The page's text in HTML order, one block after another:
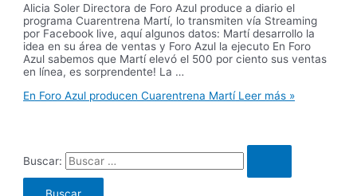
Alicia Soler Directora de Foro Azul produce a diario el
programa Cuarentrena Martí, lo transmiten vía Streaming
por Facebook live, aquí algunos datos: Martí desarrollo la
idea en su área de ventas y Foro Azul la ejecuto En Foro
Azul sabemos que Martí elevó el 500 por ciento sus ventas
en línea, es sorprendente! La …
En Foro Azul producen Cuarentrena MartíLeer más »
Buscar: